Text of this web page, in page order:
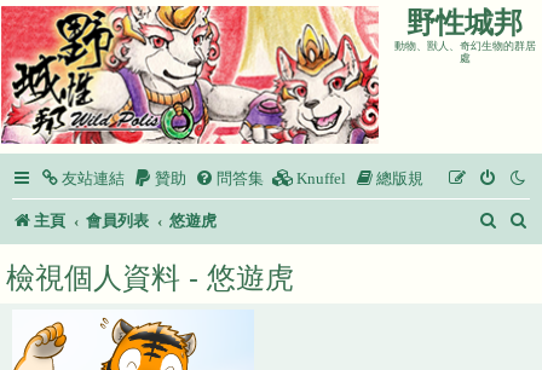
野性城邦
動物、獸人、奇幻生物的群居
處
友站連結 贊助 問答集 Knuffel 總版規
主頁 會員列表 悠遊虎
搜
檢視個人資料 - 悠遊虎